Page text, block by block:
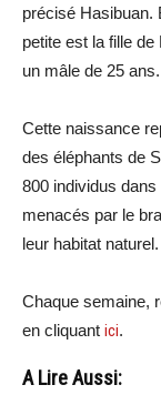
précisé Hasibuan.
petite est la fille
un mâle de 25 ans.
Cette naissance
des éléphants de
800 individus
menacés par le
leur habitat naturel.
Chaque semaine,
en cliquant ici.
A Lire Aussi: